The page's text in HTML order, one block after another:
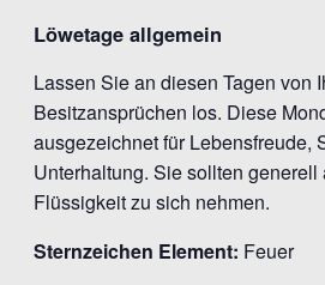
Löwetage allgemein
Lassen Sie an diesen Tagen von
Besitzansprüchen los. Diese
ausgezeichnet für Lebensfreude,
Unterhaltung. Sie sollten generell
Flüssigkeit zu sich nehmen.
Sternzeichen Element: Feuer